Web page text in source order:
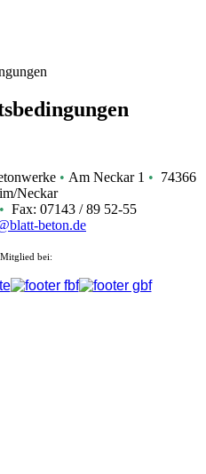
• Am Neckar 1 • 74366
Neckar
• Fax: 07143 / 89 52-55
beton.de
bei: